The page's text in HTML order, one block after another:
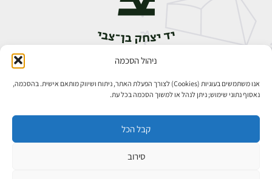
ניהול הסכמה
אנו משתמשים בעוגיות (Cookies) לצורך הפעלת האתר, ניתוח ושיווק מותאם אישית. בהסכמה,
נאסוף נתוני שימוש; ניתן לנהל או למשוך הסכמה בכל עת.
קבל הכל
סירוב
אבן גבירול 14, רחביה, ירושלים